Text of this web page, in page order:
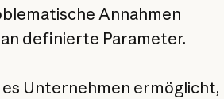
Annahmen
definierte Parameter.
Unternehmen ermöglicht,